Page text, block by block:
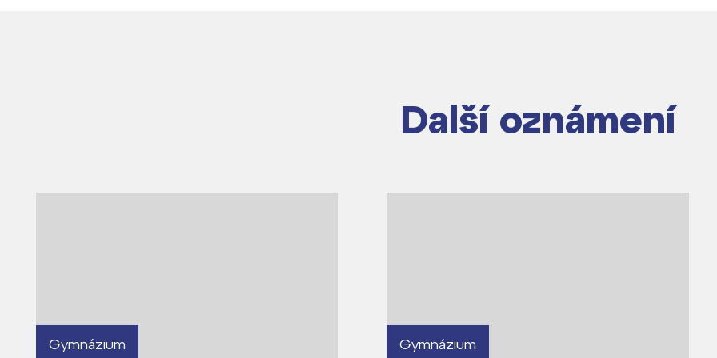
Další oznámení
Gymnázium Gymnázium